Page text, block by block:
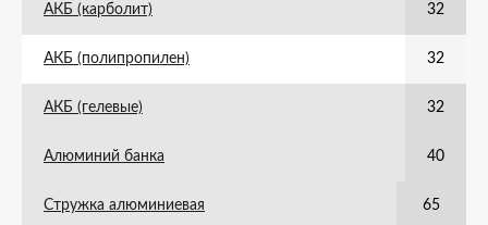
АКБ (карболит) 32
АКБ (полипропилен) 32
АКБ (гелевые) 32
Алюминий банка 40
Стружка алюминиевая 65